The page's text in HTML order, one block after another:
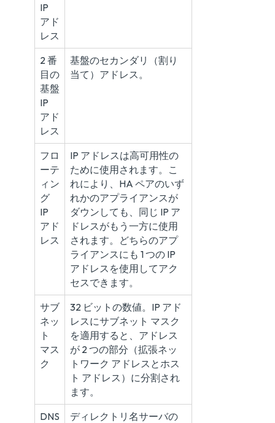
IP
アド
レス
2 番
目の
基盤
IP
アド
レス
基盤のセカンダリ（割り
当て）アドレス。
フロ
ーテ
ィン
グ
IP
アド
レス
IP アドレスは高可用性の
ために使用されます。こ
れにより、HA ペアのいず
れかのアプライアンスが
ダウンしても、同じ IP ア
ドレスがもう一方に使用
されます。どちらのアプ
ライアンスにも 1 つの IP
アドレスを使用してアク
セスできます。
サブ
ネッ
ト
マス
ク
32 ビットの数値。IP アド
レスにサブネット マスク
を適用すると、アドレス
が 2 つの部分（拡張ネッ
トワーク アドレスとホス
ト アドレス）に分割され
ます。
DNS
ディレクトリ名サーバの